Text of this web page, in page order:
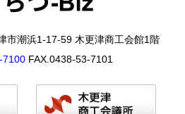
市潮浜1-17-59 木更津商工会館1階
7100 FAX.0438-53-7101